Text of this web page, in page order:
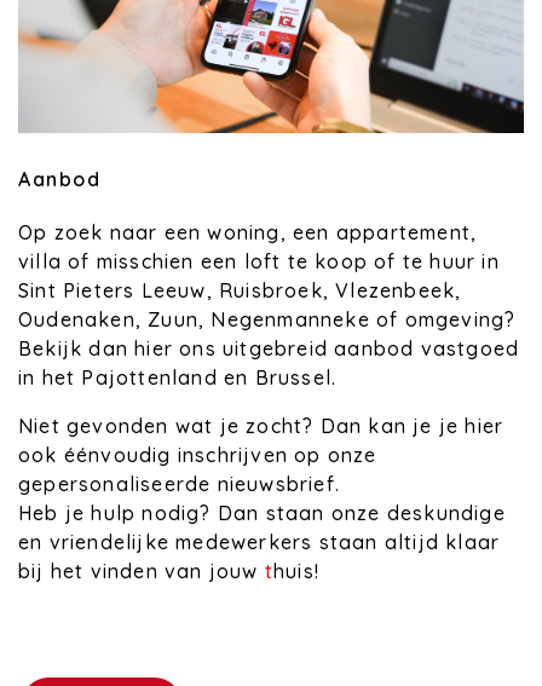
Aanbod
Op zoek naar een woning, een appartement,
villa of misschien een loft te koop of te huur in
Sint Pieters Leeuw, Ruisbroek, Vlezenbeek,
Oudenaken, Zuun, Negenmanneke of omgeving?
Bekijk dan hier ons uitgebreid aanbod vastgoed
in het Pajottenland en Brussel.
Niet gevonden wat je zocht? Dan kan je je hier
ook éénvoudig inschrijven op onze
gepersonaliseerde nieuwsbrief.
Heb je hulp nodig? Dan staan onze deskundige
en vriendelijke medewerkers staan altijd klaar
bij het vinden van jouw thuis!